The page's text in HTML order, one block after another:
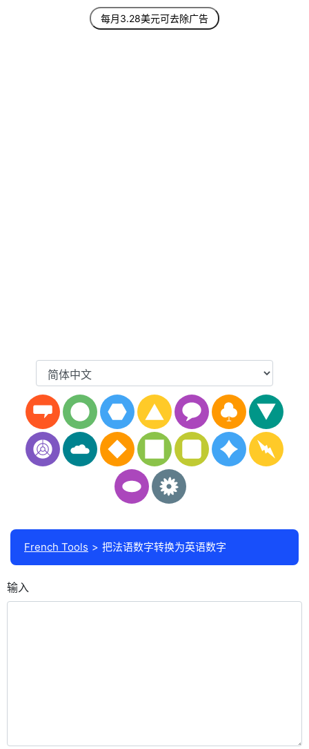
每月3.28美元可去除广告
French Tools 把法语数字转换为英语数字
输入